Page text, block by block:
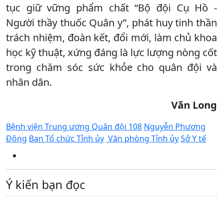
tục giữ vững phẩm chất “Bộ đội Cụ Hồ -
Người thầy thuốc Quân y”, phát huy tinh thần
trách nhiệm, đoàn kết, đổi mới, làm chủ khoa
học kỹ thuật, xứng đáng là lực lượng nòng cốt
trong chăm sóc sức khỏe cho quân đội và
nhân dân.
Văn Long
Bệnh viện Trung ương Quân đội 108 Nguyễn Phương
Đông Ban Tổ chức Tỉnh ủy Văn phòng Tỉnh ủySở Y tế
Ý kiến bạn đọc